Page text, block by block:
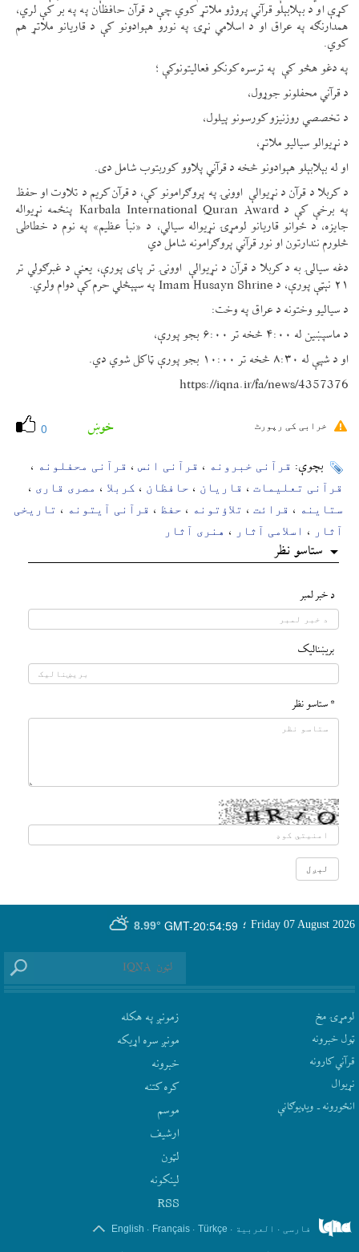
کړې او د بېلابېلو قرآني پروژو ملاتړ کوي چې د قرآن حافظان په په بر کې لري،
همدارنګه په عراق او د اسلامي نړۍ په نورو هېوادونو کې د قاریانو ملاتړ هم
کوي.
په دغو هڅو کې په ترسره کونکو فعالیتونوکې ؛
د قرآني محفلونو جوړول،
د تخصصي روزنیزو کورسونو پیلول،
د نړیوالو سیالیو ملاتړ،
او له بېلابېلو هېوادونو څخه د قرآني پلاوو کوربتوب شامل دی.
د کربلا د قرآن د نړیوالې اوونۍ په پروګرامونو کې، د قرآن کریم د تلاوت او حفظ
په برخې کې د Karbala International Quran Award پنځمه نړیواله
جایزه، د ځوانو قاریانو لومړۍ نړیواله سیالي، د «نبأ عظیم» په نوم د خطاطۍ
څلورم نندارتون او نور قرآني پروګرامونه شامل دي
دغه سیالۍ به د کربلا د قرآن د نړیوالې اوونۍ تر پای پورې، یعنې د غبرګولي تر
۲۱ نېټې پورې، د Imam Husayn Shrine په سپېڅلي حرم کې دوام ولري.
د سیالیو وختونه د عراق په وخت:
د ماسپښین له ۴:۰۰ څخه تر ۶:۰۰ بجو پورې،
او د شپې له ۸:۳۰ څخه تر ۱۰:۰۰ بجو پورې ټاکل شوي دي.
https://iqna.ir/fa/news/4357376
0 خوښ خرابی کی رپورٹ
بچوې: قرآنی خبرونه ، قرآنی انس ، قرآنی محفلونه ،
قرآنی تعلیمات ، قاریان ، حافظان ، کربلا ، مصری قاری ،
ستاینه ، قرائت ، تلاؤتونه ، حفظ ، قرآنی آیتونه ، تاریخی
آثار ، اسلامی آثار ، هنری آثار
ستاسو نظر
د خبر لمبر
بريښناليک
* ستاسو نظر
GMT-20:54:59
8.99° Friday 07 August 2026 ؛
لومړۍ مخ
ټول خبرونه
قرآني کارونه
نړيوال
انځورونه ـ ویډیوګانې
زمونږ په هکله
مونږ سره اړيکه
‫خبرونه
کره کتنه
موسم
ارشيف
لټون
لينکونه
RSS
فارسی . العربیة .
Türkçe
.
Français
.
English